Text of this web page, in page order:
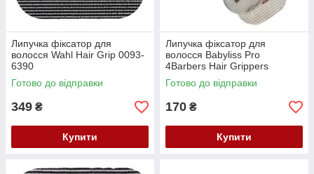
Липучка фіксатор для
волосся Wahl Hair Grip 0093-
6390
Готово до відправки
349 ₴
Купити
Липучка фіксатор для
волосся Babyliss Pro
4Barbers Hair Grippers
M3679E
Готово до відправки
170 ₴
Купити